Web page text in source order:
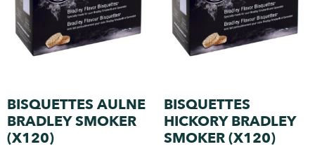
BISQUETTES AULNE
BRADLEY SMOKER
(X120)
BISQUETTES
HICKORY BRADLEY
SMOKER (X120)